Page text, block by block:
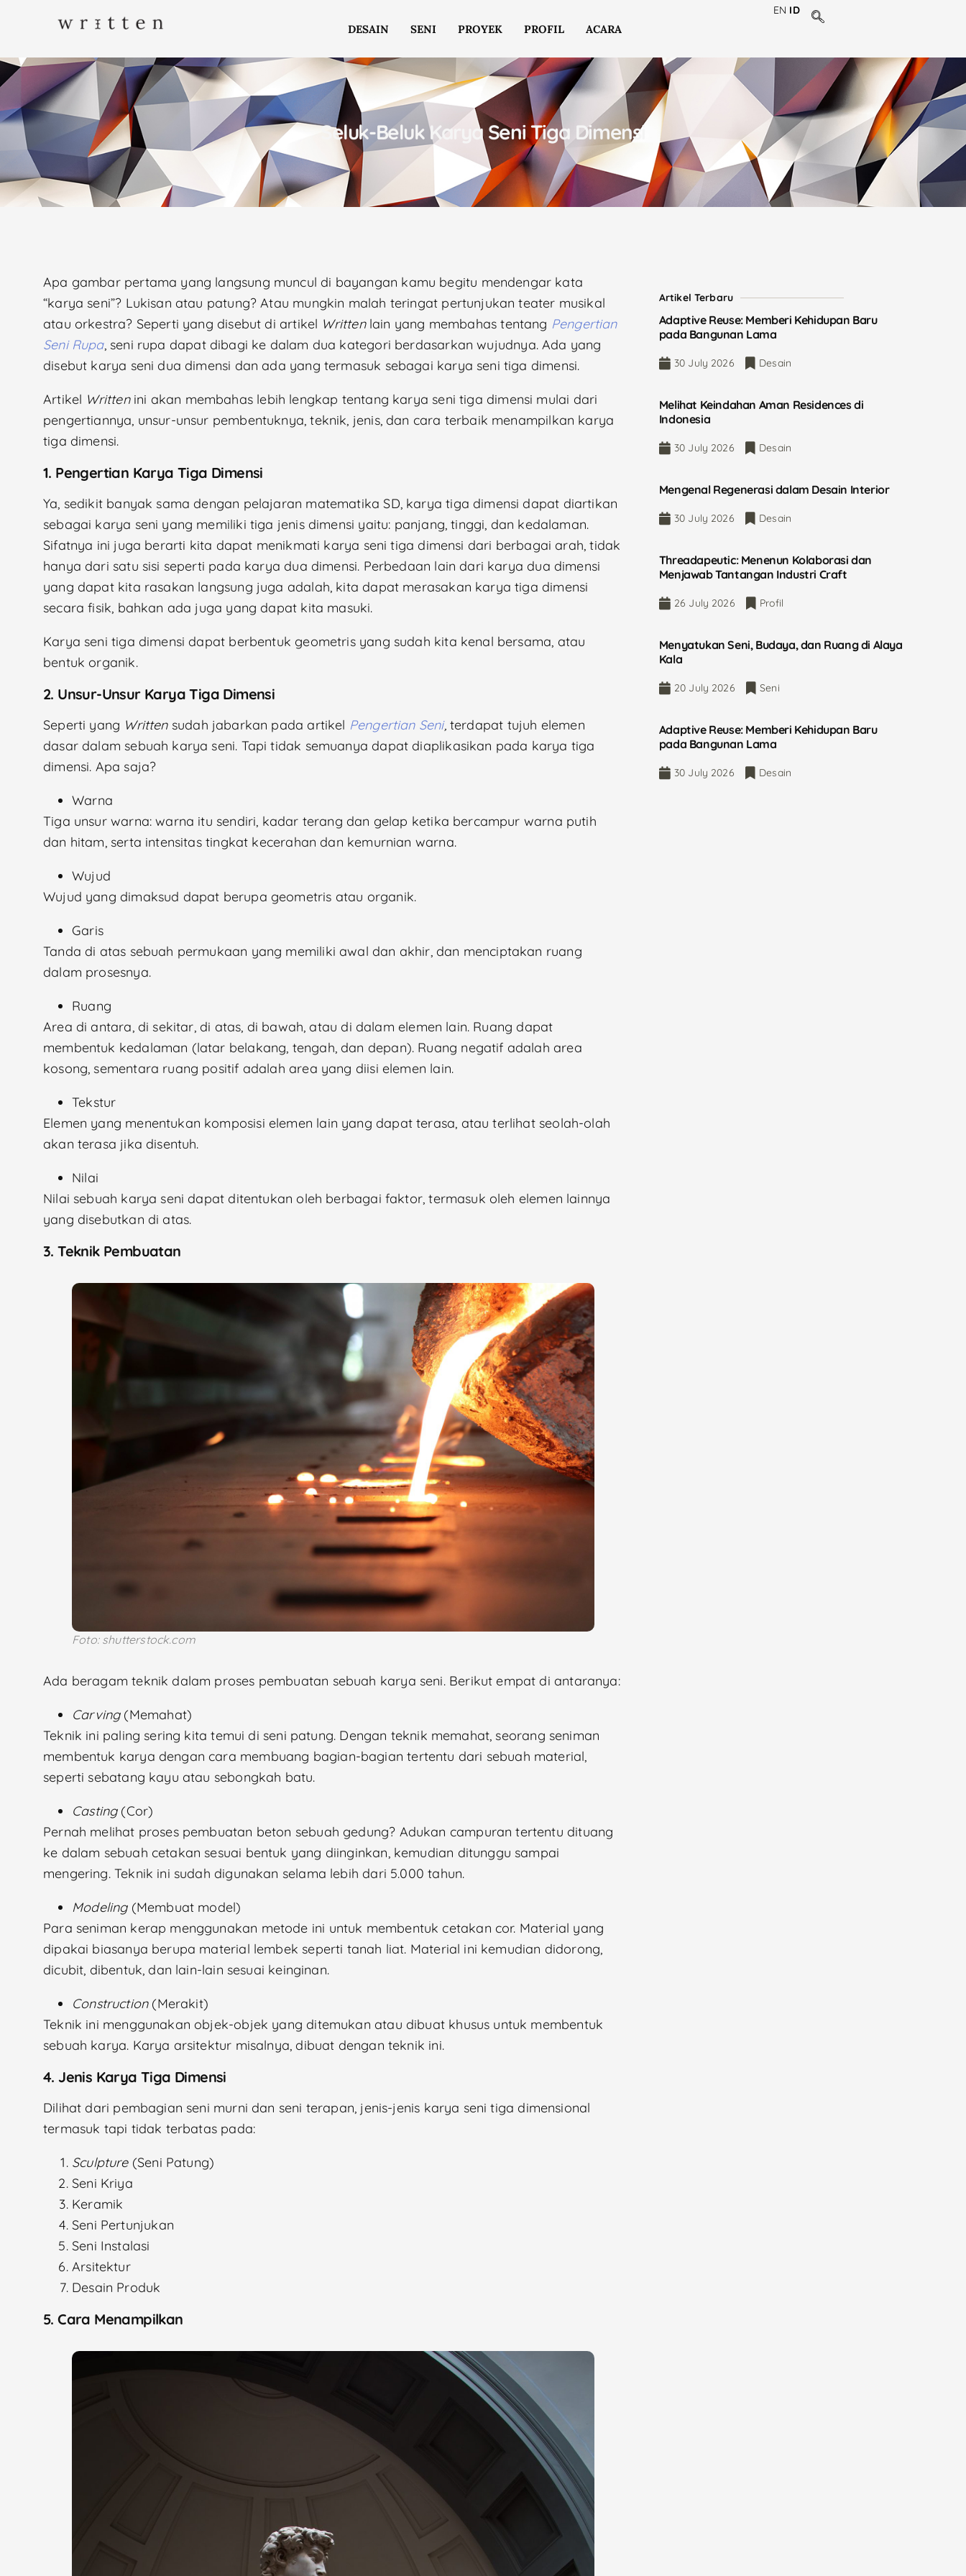
DESAIN SENI PROYEK PROFIL ACARA
EN ID
Seluk-Beluk Karya Seni Tiga Dimensi
Apa gambar pertama yang langsung muncul di bayangan kamu begitu mendengar kata
“karya seni”? Lukisan atau patung? Atau mungkin malah teringat pertunjukan teater musikal
atau orkestra? Seperti yang disebut di artikel Writtenlain yang membahas tentang Pengertian
Seni Rupa, seni rupa dapat dibagi ke dalam dua kategori berdasarkan wujudnya. Ada yang
disebut karya seni dua dimensi dan ada yang termasuk sebagai karya seni tiga dimensi.
Artikel Written ini akan membahas lebih lengkap tentang karya seni tiga dimensi mulai dari
pengertiannya, unsur-unsur pembentuknya, teknik, jenis, dan cara terbaik menampilkan karya
tiga dimensi.
1. Pengertian Karya Tiga Dimensi
Ya, sedikit banyak sama dengan pelajaran matematika SD, karya tiga dimensi dapat diartikan
sebagai karya seni yang memiliki tiga jenis dimensi yaitu: panjang, tinggi, dan kedalaman.
Sifatnya ini juga berarti kita dapat menikmati karya seni tiga dimensi dari berbagai arah, tidak
hanya dari satu sisi seperti pada karya dua dimensi. Perbedaan lain dari karya dua dimensi
yang dapat kita rasakan langsung juga adalah, kita dapat merasakan karya tiga dimensi
secara fisik, bahkan ada juga yang dapat kita masuki.
Karya seni tiga dimensi dapat berbentuk geometris yang sudah kita kenal bersama, atau
bentuk organik.
2. Unsur-Unsur Karya Tiga Dimensi
Seperti yang Written sudah jabarkan pada artikel Pengertian Seni,terdapat tujuh elemen
dasar dalam sebuah karya seni. Tapi tidak semuanya dapat diaplikasikan pada karya tiga
dimensi. Apa saja?
Warna
Tiga unsur warna: warna itu sendiri, kadar terang dan gelap ketika bercampur warna putih
dan hitam, serta intensitas tingkat kecerahan dan kemurnian warna.
Wujud
Wujud yang dimaksud dapat berupa geometris atau organik.
Garis
Tanda di atas sebuah permukaan yang memiliki awal dan akhir, dan menciptakan ruang
dalam prosesnya.
Ruang
Area di antara, di sekitar, di atas, di bawah, atau di dalam elemen lain. Ruang dapat
membentuk kedalaman (latar belakang, tengah, dan depan). Ruang negatif adalah area
kosong, sementara ruang positif adalah area yang diisi elemen lain.
Tekstur
Elemen yang menentukan komposisi elemen lain yang dapat terasa, atau terlihat seolah-olah
akan terasa jika disentuh.
Nilai
Nilai sebuah karya seni dapat ditentukan oleh berbagai faktor, termasuk oleh elemen lainnya
yang disebutkan di atas.
3. Teknik Pembuatan
Foto: shutterstock.com
Ada beragam teknik dalam proses pembuatan sebuah karya seni. Berikut empat di antaranya:
Carving (Memahat)
Teknik ini paling sering kita temui di seni patung. Dengan teknik memahat, seorang seniman
membentuk karya dengan cara membuang bagian-bagian tertentu dari sebuah material,
seperti sebatang kayu atau sebongkah batu.
Casting (Cor)
Pernah melihat proses pembuatan beton sebuah gedung? Adukan campuran tertentu dituang
ke dalam sebuah cetakan sesuai bentuk yang diinginkan, kemudian ditunggu sampai
mengering. Teknik ini sudah digunakan selama lebih dari 5.000 tahun.
Modeling (Membuat model)
Para seniman kerap menggunakan metode ini untuk membentuk cetakan cor. Material yang
dipakai biasanya berupa material lembek seperti tanah liat. Material ini kemudian didorong,
dicubit, dibentuk, dan lain-lain sesuai keinginan.
Construction (Merakit)
Teknik ini menggunakan objek-objek yang ditemukan atau dibuat khusus untuk membentuk
sebuah karya. Karya arsitektur misalnya, dibuat dengan teknik ini.
4. Jenis Karya Tiga Dimensi
Dilihat dari pembagian seni murni dan seni terapan, jenis-jenis karya seni tiga dimensional
termasuk tapi tidak terbatas pada:
Sculpture (Seni Patung)
Seni Kriya
Keramik
Seni Pertunjukan
Seni Instalasi
Arsitektur
Desain Produk
5. Cara Menampilkan
Artikel Terbaru
Adaptive Reuse: Memberi Kehidupan Baru
pada Bangunan Lama
30 July 2026 Desain
Melihat Keindahan Aman Residences di
Indonesia
30 July 2026 Desain
Mengenal Regenerasi dalam Desain Interior
30 July 2026 Desain
Threadapeutic: Menenun Kolaborasi dan
Menjawab Tantangan Industri Craft
26 July 2026 Profil
Menyatukan Seni, Budaya, dan Ruang di Alaya
Kala
20 July 2026 Seni
Adaptive Reuse: Memberi Kehidupan Baru
pada Bangunan Lama
30 July 2026 Desain